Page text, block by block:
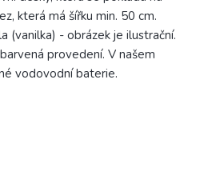
která má šířku min. 50 cm.
(vanilka) - obrázek je ilustrační.
provedení. V našem
vodovodní baterie.